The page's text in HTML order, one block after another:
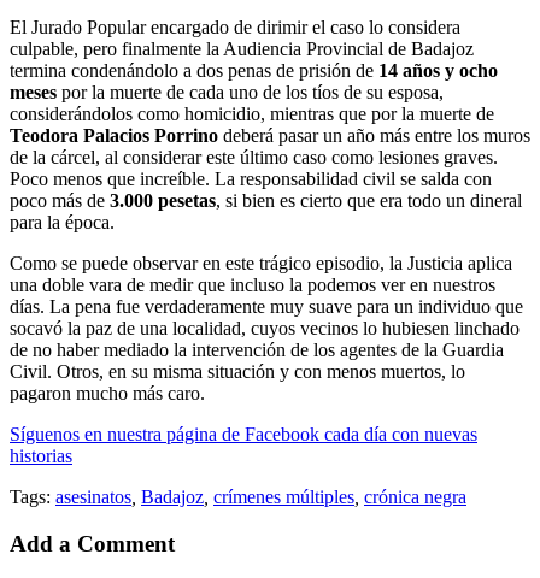
El Jurado Popular encargado de dirimir el caso lo considera
culpable, pero finalmente la Audiencia Provincial de Badajoz
termina condenándolo a dos penas de prisión de 14 años y ocho
meses por la muerte de cada uno de los tíos de su esposa,
considerándolos como homicidio, mientras que por la muerte de
Teodora Palacios Porrino deberá pasar un año más entre los muros
de la cárcel, al considerar este último caso como lesiones graves.
Poco menos que increíble. La responsabilidad civil se salda con
poco más de 3.000 pesetas, si bien es cierto que era todo un dineral
para la época.
Como se puede observar en este trágico episodio, la Justicia aplica
una doble vara de medir que incluso la podemos ver en nuestros
días. La pena fue verdaderamente muy suave para un individuo que
socavó la paz de una localidad, cuyos vecinos lo hubiesen linchado
de no haber mediado la intervención de los agentes de la Guardia
Civil. Otros, en su misma situación y con menos muertos, lo
pagaron mucho más caro.
Síguenos en nuestra página de Facebook cada día con nuevas
historias
Tags: asesinatos Badajoz crímenes múltiples crónica negra
Add a Comment